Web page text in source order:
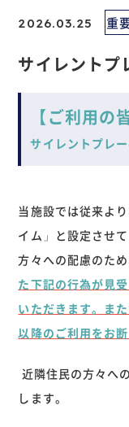
2026.03.25 重
サイレントプ
【ご利用の
サイレントプレ
当施設では従来よ
イム」と設定させ
方々への配慮のため
た下記の行為が見
いただきます。ま
以降のご利用をお断
近隣住民の方々へ
します。